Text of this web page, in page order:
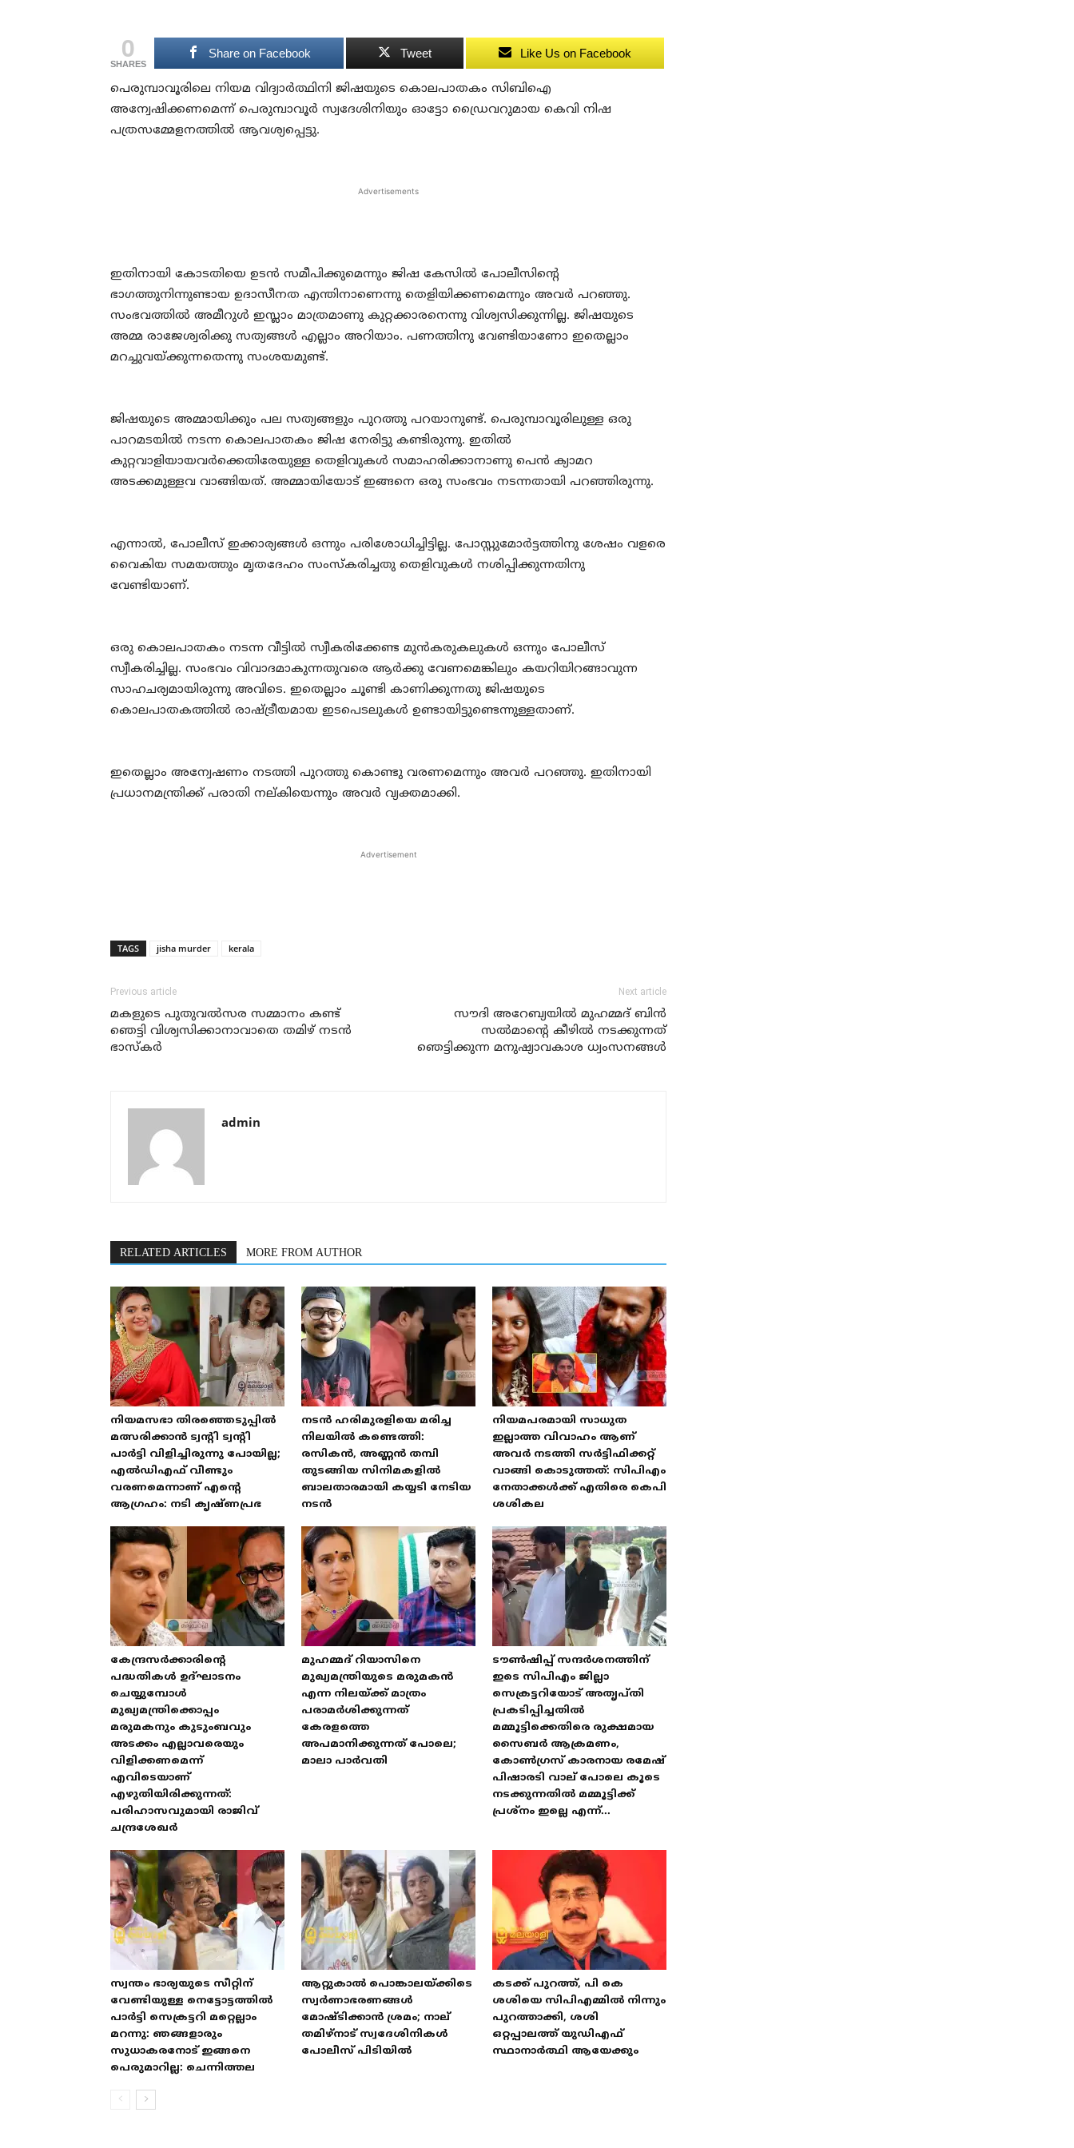
0
SHARES
Share on Facebook Tweet Like Us on Facebook
പെരുമ്പാവൂരിലെ നിയമ വിദ്യാര്‍ത്ഥിനി ജിഷയുടെ കൊലപാതകം സിബിഐ
അന്വേഷിക്കണമെന്ന് പെരുമ്പാവൂര്‍ സ്വദേശിനിയും ഓട്ടോ ഡ്രൈവറുമായ കെവി നിഷ
പത്രസമ്മേളനത്തില്‍ ആവശ്യപ്പെട്ടു.
Advertisements
ഇതിനായി കോടതിയെ ഉടന്‍ സമീപിക്കുമെന്നും ജിഷ കേസില്‍ പോലീസിന്റെ
ഭാഗത്തുനിന്നുണ്ടായ ഉദാസീനത എന്തിനാണെന്നു തെളിയിക്കണമെന്നും അവര്‍ പറഞ്ഞു.
സംഭവത്തില്‍ അമീറുള്‍ ഇസ്ലാം മാത്രമാണു കുറ്റക്കാരനെന്നു വിശ്വസിക്കുന്നില്ല. ജിഷയുടെ
അമ്മ രാജേശ്വരിക്കു സത്യങ്ങള്‍ എല്ലാം അറിയാം. പണത്തിനു വേണ്ടിയാണോ ഇതെല്ലാം
മറച്ചുവയ്ക്കുന്നതെന്നു സംശയമുണ്ട്.
ജിഷയുടെ അമ്മായിക്കും പല സത്യങ്ങളും പുറത്തു പറയാനുണ്ട്. പെരുമ്പാവൂരിലുള്ള ഒരു
പാറമടയില്‍ നടന്ന കൊലപാതകം ജിഷ നേരിട്ടു കണ്ടിരുന്നു. ഇതില്‍
കുറ്റവാളിയായവര്‍ക്കെതിരേയുള്ള തെളിവുകള്‍ സമാഹരിക്കാനാണു പെന്‍ ക്യാമറ
അടക്കമുള്ളവ വാങ്ങിയത്. അമ്മായിയോട് ഇങ്ങനെ ഒരു സംഭവം നടന്നതായി പറഞ്ഞിരുന്നു.
എന്നാല്‍, പോലീസ് ഇക്കാര്യങ്ങള്‍ ഒന്നും പരിശോധിച്ചിട്ടില്ല. പോസ്റ്റുമോര്‍ട്ടത്തിനു ശേഷം വളരെ
വൈകിയ സമയത്തും മൃതദേഹം സംസ്‌കരിച്ചതു തെളിവുകള്‍ നശിപ്പിക്കുന്നതിനു
വേണ്ടിയാണ്.
ഒരു കൊലപാതകം നടന്ന വീട്ടില്‍ സ്വീകരിക്കേണ്ട മുന്‍കരുകലുകള്‍ ഒന്നും പോലീസ്
സ്വീകരിച്ചില്ല. സംഭവം വിവാദമാകുന്നതുവരെ ആര്‍ക്കു വേണമെങ്കിലും കയറിയിറങ്ങാവുന്ന
സാഹചര്യമായിരുന്നു അവിടെ. ഇതെല്ലാം ചൂണ്ടി കാണിക്കുന്നതു ജിഷയുടെ
കൊലപാതകത്തില്‍ രാഷ്ട്രീയമായ ഇടപെടലുകള്‍ ഉണ്ടായിട്ടുണ്ടെന്നുള്ളതാണ്.
ഇതെല്ലാം അന്വേഷണം നടത്തി പുറത്തു കൊണ്ടു വരണമെന്നും അവര്‍ പറഞ്ഞു. ഇതിനായി
പ്രധാനമന്ത്രിക്ക് പരാതി നല്കിയെന്നും അവര്‍ വ്യക്തമാക്കി.
Advertisement
TAGS jisha murder kerala
Previous article
മകളുടെ പുതുവല്‍സര സമ്മാനം കണ്ട്
ഞെട്ടി വിശ്വസിക്കാനാവാതെ തമിഴ് നടന്‍
ഭാസ്‌കര്‍
Next article
സൗദി അറേബ്യയില്‍ മുഹമ്മദ് ബിന്‍
സല്‍മാന്റെ കീഴില്‍ നടക്കുന്നത്
ഞെട്ടിക്കുന്ന മനുഷ്യാവകാശ ധ്വംസനങ്ങള്‍
admin
RELATED ARTICLES MORE FROM AUTHOR
നിയമസഭാ തിരഞ്ഞെടുപ്പിൽ
മത്സരിക്കാൻ ട്വന്റി ട്വന്റി
പാർട്ടി വിളിച്ചിരുന്നു പോയില്ല;
എൽഡിഎഫ് വീണ്ടും
വരണമെന്നാണ് എന്റെ
ആഗ്രഹം: നടി കൃഷ്ണപ്രഭ
നടൻ ഹരിമുരളിയെ മരിച്ച
നിലയിൽ കണ്ടെത്തി:
രസികൻ, അണ്ണൻ തമ്പി
തുടങ്ങിയ സിനിമകളിൽ
ബാലതാരമായി കയ്യടി നേടിയ
നടൻ
നിയമപരമായി സാധുത
ഇല്ലാത്ത വിവാഹം ആണ്
അവർ നടത്തി സർട്ടിഫിക്കറ്റ്
വാങ്ങി കൊടുത്തത്: സിപിഎം
നേതാക്കൾക്ക് എതിരെ കെപി
ശശികല
കേന്ദ്രസർക്കാരിന്റെ
പദ്ധതികൾ ഉദ്ഘാടനം
ചെയ്യുമ്പോൾ
മുഖ്യമന്ത്രിക്കൊപ്പം
മരുമകനും കുടുംബവും
അടക്കം എല്ലാവരെയും
വിളിക്കണമെന്ന്
എവിടെയാണ്
എഴുതിയിരിക്കുന്നത്:
പരിഹാസവുമായി രാജിവ്
ചന്ദ്രശേഖർ
മുഹമ്മദ് റിയാസിനെ
മുഖ്യമന്ത്രിയുടെ മരുമകൻ
എന്ന നിലയ്ക്ക് മാത്രം
പരാമർശിക്കുന്നത്
കേരളത്തെ
അപമാനിക്കുന്നത് പോലെ;
മാലാ പാർവതി
ടൗൺഷിപ്പ് സന്ദർശനത്തിന്
ഇടെ സിപിഎം ജില്ലാ
സെക്രട്ടറിയോട് അതൃപ്തി
പ്രകടിപ്പിച്ചതിൽ
മമ്മൂട്ടിക്കെതിരെ രുക്ഷമായ
സൈബർ ആക്രമണം,
കോൺഗ്രസ് കാരനായ രമേഷ്
പിഷാരടി വാല് പോലെ കൂടെ
നടക്കുന്നതിൽ മമ്മൂട്ടിക്ക്
പ്രശ്‌നം ഇല്ലെ എന്ന്...
സ്വന്തം ഭാര്യയുടെ സീറ്റിന്
വേണ്ടിയുള്ള നെട്ടോട്ടത്തിൽ
പാർട്ടി സെക്രട്ടറി മറ്റെല്ലാം
മറന്നു: ഞങ്ങളാരും
സുധാകരനോട് ഇങ്ങനെ
പെരുമാറില്ല: ചെന്നിത്തല
ആറ്റുകാൽ പൊങ്കാലയ്ക്കിടെ
സ്വർണാഭരണങ്ങൾ
മോഷ്ടിക്കാൻ ശ്രമം; നാല്
തമിഴ്‌നാട് സ്വദേശിനികൾ
പോലീസ് പിടിയിൽ
കടക്ക് പുറത്ത്, പി കെ
ശശിയെ സിപിഎമ്മിൽ നിന്നും
പുറത്താക്കി, ശശി
ഒറ്റപ്പാലത്ത് യുഡിഎഫ്
സ്ഥാനാർത്ഥി ആയേക്കും